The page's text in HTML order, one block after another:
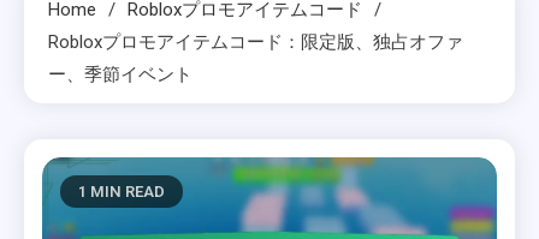
Home
Robloxプロモアイテムコード
Robloxプロモアイテムコード：限定版、独占オファ
ー、季節イベント
1 MIN READ